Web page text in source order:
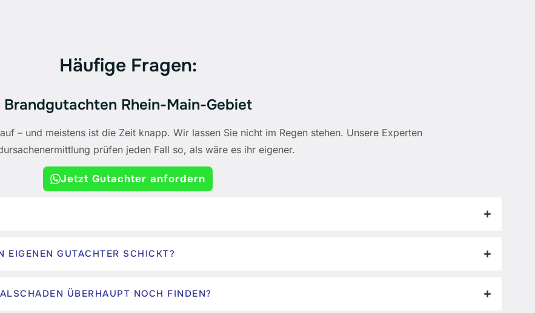
Häufige Fragen:
Brandgutachten Rhein-Main-Gebiet
– und meistens ist die Zeit knapp. Wir lassen Sie nicht im Regen stehen. Unsere Experten
prüfen jeden Fall so, als wäre es ihr eigener.
Jetzt Gutachter anfordern
EIGENEN GUTACHTER SCHICKT?
ÜBERHAUPT NOCH FINDEN?